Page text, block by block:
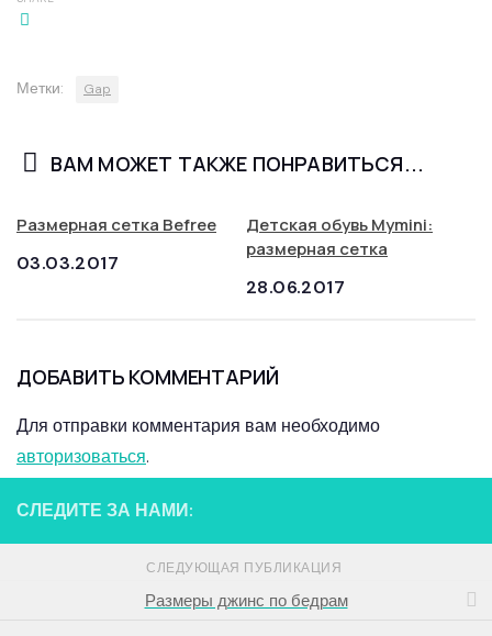
Метки: Gap
ВАМ МОЖЕТ ТАКЖЕ ПОНРАВИТЬСЯ...
Размерная сетка Befree
03.03.2017
Детская обувь Mymini:
размерная сетка
28.06.2017
ДОБАВИТЬ КОММЕНТАРИЙ
Для отправки комментария вам необходимо
авторизоваться.
СЛЕДИТЕ ЗА НАМИ:
СЛЕДУЮЩАЯ ПУБЛИКАЦИЯ
Размеры джинс по бедрам